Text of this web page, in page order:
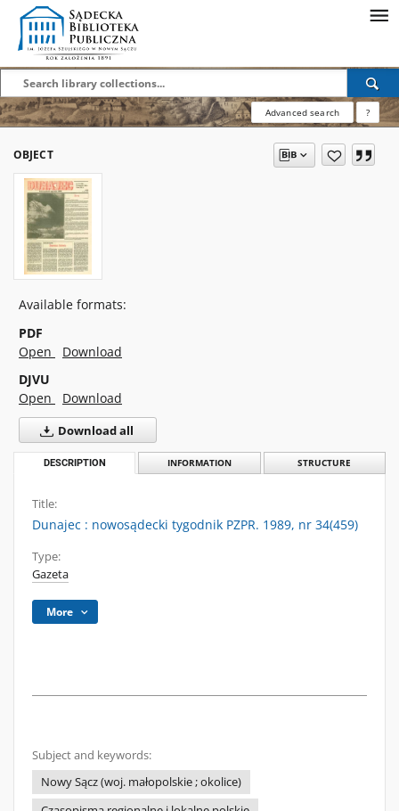
Advanced search ?
OBJECT
Available formats:
PDF
Open
Download
DJVU
Open
Download
Download all
DESCRIPTION INFORMATION STRUCTURE
Title:
Dunajec : nowosądecki tygodnik PZPR. 1989, nr 34(459)
Type:
Gazeta
More
Subject and keywords:
Nowy Sącz (woj. małopolskie ; okolice)